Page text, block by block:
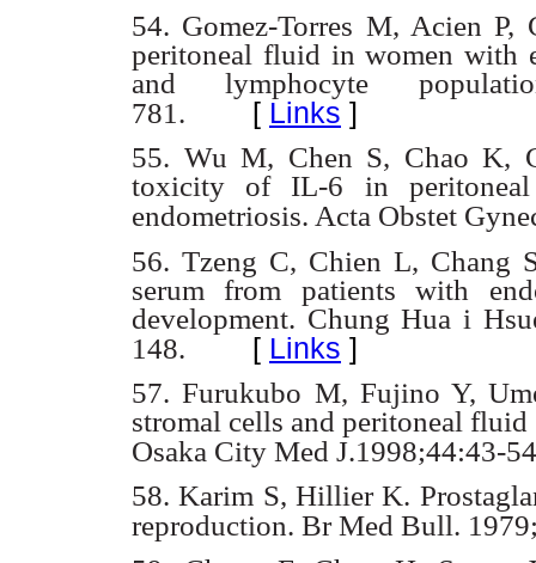
54. Gomez-Torres M, Acien
peritoneal fluid in women with
and lymphocyte
781. [ Links ]
55. Wu M, Chen S, Chao K,
toxicity of IL-6 in
endometriosis. Acta Obstet
56. Tzeng C, Chien L, Chang
serum from patients with
development. Chung Hua i
148. [ Links ]
57. Furukubo M, Fujino Y,
stromal cells and peritoneal
Osaka City Med J.1998;44:43-
58. Karim S, Hillier K.
reproduction. Br Med Bull.